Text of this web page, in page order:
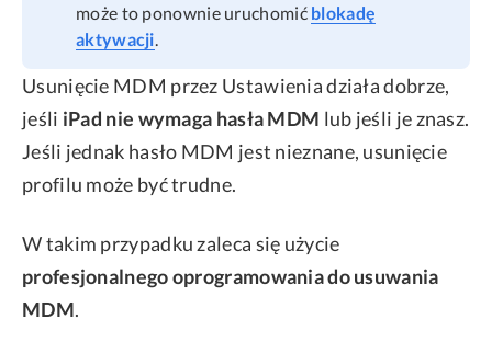
może to ponownie uruchomić blokadę
aktywacji
Usunięcie MDM przez Ustawienia działa dobrze,
jeśli iPad nie wymaga hasła MDM lub jeśli je znasz.
Jeśli jednak hasło MDM jest nieznane, usunięcie
profilu może być trudne.
W takim przypadku zaleca się użycie
profesjonalnego oprogramowania do usuwania
MDM.